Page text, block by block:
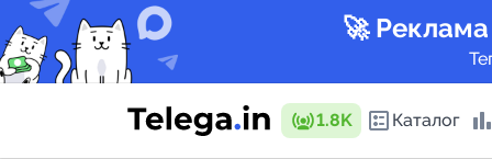
🚀
1.8K Каталог